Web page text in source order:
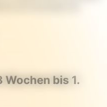
der Personalien die
Wochen bis 1.